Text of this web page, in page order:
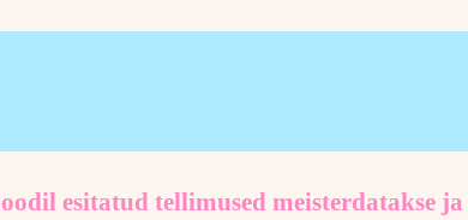
esitatud tellimused meisterdatakse